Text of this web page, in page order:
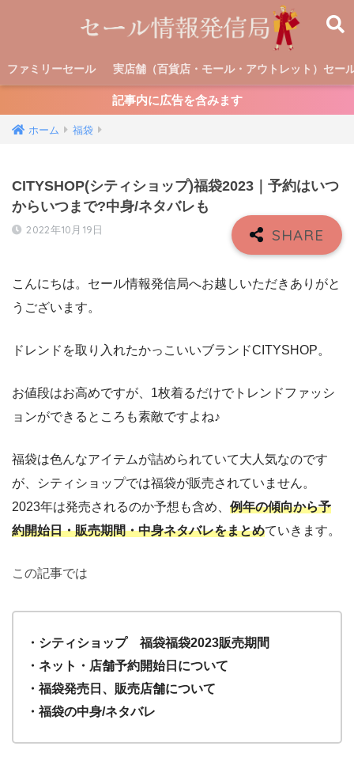
ファミリーセール 実店舗（百貨店・モール・アウトレット）セー
記事内に広告を含みます
ホーム 福袋
CITYSHOP(シティショップ)福袋2023｜予約はいつ
からいつまで?中身/ネタバレも
2022年10月19日
こんにちは。セール情報発信局へお越しいただきありがと
うございます。
ドレンドを取り入れたかっこいいブランドCITYSHOP。
お値段はお高めですが、1枚着るだけでトレンドファッシ
ョンができるところも素敵ですよね♪
福袋は色んなアイテムが詰められていて大人気なのです
が、シティショップでは福袋が販売されていません。
2023年は発売されるのか予想も含め、 例年の傾向から予
約開始日・販売期間・中身ネタバレをまとめていきます。
この記事では
・シティショップ 福袋福袋2023販売期間
・ネット・店舗予約開始日について
・福袋発売日、販売店舗について
・福袋の中身/ネタバレ